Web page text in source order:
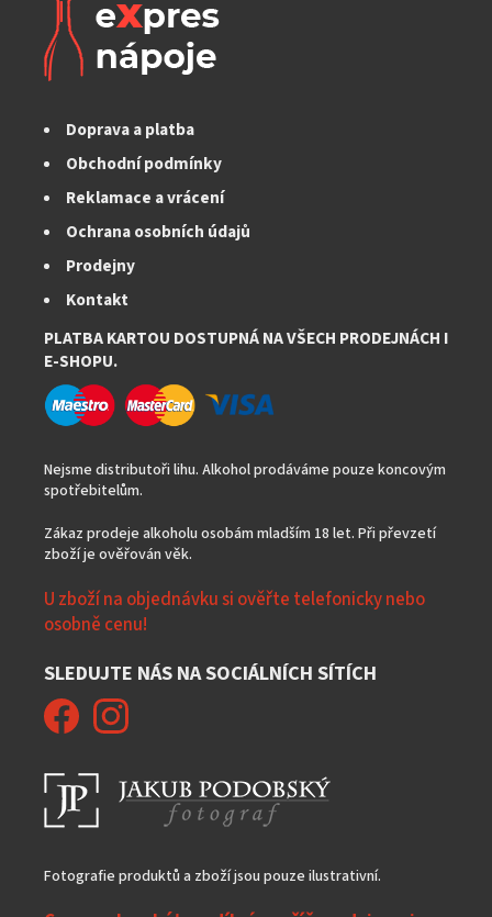
Doprava a platba
Obchodní podmínky
Reklamace a vrácení
Ochrana osobních údajů
Prodejny
Kontakt
PLATBA KARTOU DOSTUPNÁ NA VŠECH PRODEJNÁCH I
E-SHOPU.
Nejsme distributoři lihu. Alkohol prodáváme pouze koncovým
spotřebitelům.
Zákaz prodeje alkoholu osobám mladším 18 let. Při převzetí
zboží je ověřován věk.
U zboží na objednávku si ověřte telefonicky nebo
osobně cenu!
SLEDUJTE NÁS NA SOCIÁLNÍCH SÍTÍCH
Fotografie produktů a zboží jsou pouze ilustrativní.